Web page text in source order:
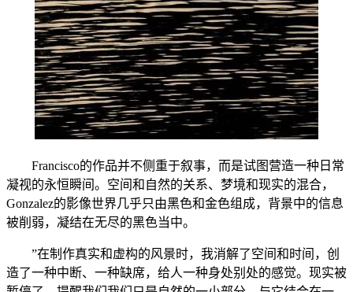
Francisco的作品并不侧重于叙事，而是试图营造一种日常
凝视的永恒瞬间。空间和自然的关系、梦境和现实的混合，
Gonzalez的影像世界几乎只由黑色和金色组成，背景中的信息
被削弱，凝结在无尽的黑色当中。
”在制作真实和虚构的风景时，我消解了空间和时间，创
造了一种中断、一种缺席，给人一种身处别处的感觉。现实被